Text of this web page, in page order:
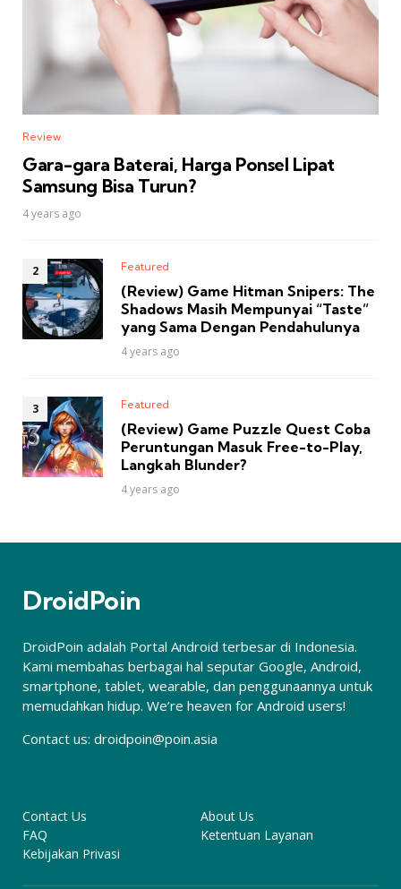
Review
Gara-gara Baterai, Harga Ponsel Lipat
Samsung Bisa Turun?
4 years ago
Featured
(Review) Game Hitman Snipers: The
Shadows Masih Mempunyai “Taste”
yang Sama Dengan Pendahulunya
4 years ago
Featured
(Review) Game Puzzle Quest Coba
Peruntungan Masuk Free-to-Play,
Langkah Blunder?
4 years ago
DroidPoin
DroidPoin adalah Portal Android terbesar di Indonesia.
Kami membahas berbagai hal seputar Google, Android,
smartphone, tablet, wearable, dan penggunaannya untuk
memudahkan hidup. We’re heaven for Android users!
Contact us: droidpoin@poin.asia
Contact Us
About Us
FAQ
Ketentuan Layanan
Kebijakan Privasi